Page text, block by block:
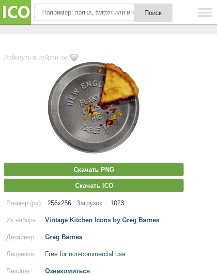
Лайкнуть в избранное
Скачать PNG
Скачать ICO
Размер (px): 256x256 Загрузок: 1023
Из набора: Vintage Kitchen Icons by Greg Barnes
Дизайнер: Greg Barnes
Лицензия: Free for non-commercial use
Readme: Ознакомиться